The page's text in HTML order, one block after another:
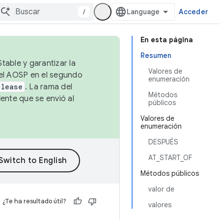
/ Acceder
En esta página
Resumen
Valores de
enumeración
Métodos
públicos
Valores de
enumeración
DESPUÉS
AT_START_OF
Métodos públicos
valor de
valores
y garantizar la
AOSP en el segundo
. La rama del
que se envió al
¿Te ha resultado útil?